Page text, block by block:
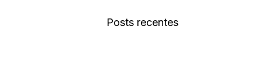
Posts recentes